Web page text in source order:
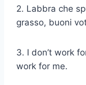
2. Labbra che
grasso, buoni
3. I don’t work
work for me.